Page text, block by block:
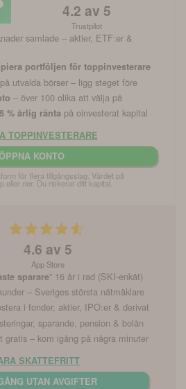
4.2 av 5
Trustpilot
samlade – aktier, ETF:er &
portföljen för toppinvesterare
utvalda börser – ligg steget före
– över 100 olika att välja på
% årlig ränta på oinvesterat kapital
TOPPINVESTERARE
KONTO
för flera tillgångsslag. Värdet på
eller ner. Du riskerar ditt kapital.
4.6 av 5
App Store
sparare” 16 år i rad (SKI-enkät)
– Sveriges största nätmäklare
i fonder, aktier, IPO:er & derivat
sparande, pension & bolån
gratis – kom igång på några minuter
SKATTEFRITT
UTAN AVGIFTER